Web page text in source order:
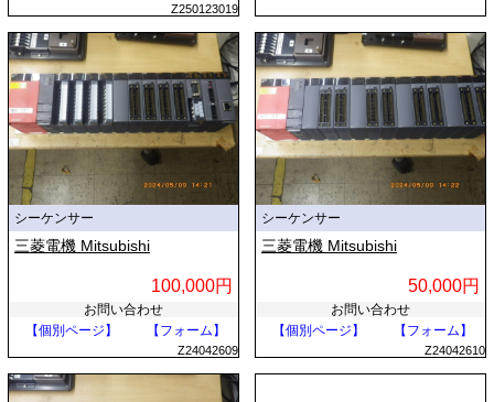
Z250123019
シーケンサー
三菱電機 Mitsubishi
100,000円
お問い合わせ
【個別ページ】
【フォーム】
Z24042609
シーケンサー
三菱電機 Mitsubishi
50,000円
お問い合わせ
【個別ページ】
【フォーム】
Z24042610